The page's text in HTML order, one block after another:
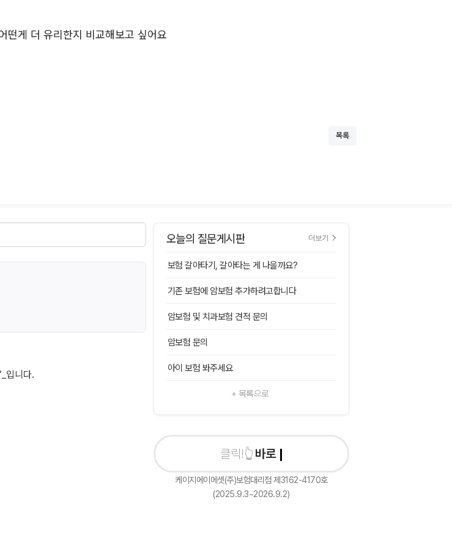
떤게 더 유리한지 비교해보고 싶어요
목록
입니다.
오늘의 질문게시판 더보기
보험 갈아타기, 갈아타는 게 나을까요?
기존 보험에 암보험 추가하려고합니다
암보험 및 치과보험 견적 문의
암보험 문의
아이 보험 봐주세요
+ 목록으로
바로 상담신청하
케이지에이에셋(주)보험대리점 제3162-4170호
(2025.9.3~2026.9.2)